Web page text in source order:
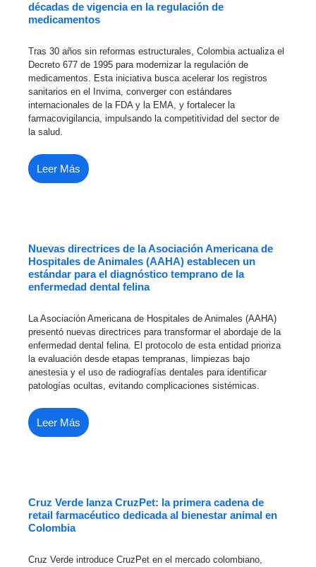
décadas de vigencia en la regulación de
medicamentos
Tras 30 años sin reformas estructurales, Colombia actualiza el
Decreto 677 de 1995 para modernizar la regulación de
medicamentos. Esta iniciativa busca acelerar los registros
sanitarios en el Invima, converger con estándares
internacionales de la FDA y la EMA, y fortalecer la
farmacovigilancia, impulsando la competitividad del sector de
la salud.
Leer Más
Nuevas directrices de la Asociación Americana de
Hospitales de Animales (AAHA) establecen un
estándar para el diagnóstico temprano de la
enfermedad dental felina
La Asociación Americana de Hospitales de Animales (AAHA)
presentó nuevas directrices para transformar el abordaje de la
enfermedad dental felina. El protocolo de esta entidad prioriza
la evaluación desde etapas tempranas, limpiezas bajo
anestesia y el uso de radiografías dentales para identificar
patologías ocultas, evitando complicaciones sistémicas.
Leer Más
Cruz Verde lanza CruzPet: la primera cadena de
retail farmacéutico dedicada al bienestar animal en
Colombia
Cruz Verde introduce CruzPet en el mercado colombiano,